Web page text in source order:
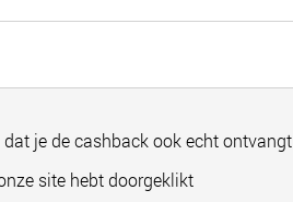
je de cashback ook echt ontvangt
site hebt doorgeklikt